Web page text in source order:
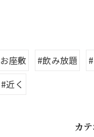
座敷 #飲み放題
#近く
カ